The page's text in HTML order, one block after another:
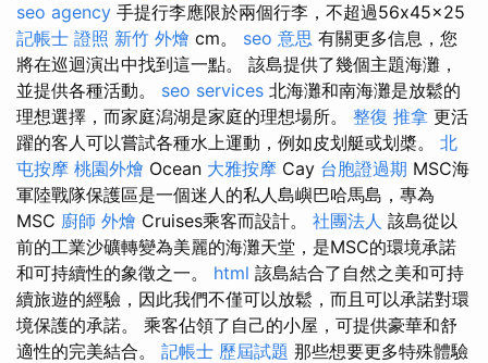
seo agency 手提行李應限於兩個行李，不超過56x45x25
記帳士 證照 新竹 外燴 cm。 seo 意思 有關更多信息，您
將在巡迴演出中找到這一點。 該島提供了幾個主題海灘，
並提供各種活動。 seo services 北海灘和南海灘是放鬆的
理想選擇，而家庭潟湖是家庭的理想場所。 整復 推拿 更活
躍的客人可以嘗試各種水上運動，例如皮划艇或划槳。 北
屯按摩 桃園外燴 Ocean 大雅按摩 Cay 台胞證過期 MSC海
軍陸戰隊保護區是一個迷人的私人島嶼巴哈馬島，專為
MSC 廚師 外燴 Cruises乘客而設計。 社團法人 該島從以
前的工業沙礦轉變為美麗的海灘天堂，是MSC的環境承諾
和可持續性的象徵之一。 html 該島結合了自然之美和可持
續旅遊的經驗，因此我們不僅可以放鬆，而且可以承諾對環
境保護的承諾。 乘客佔領了自己的小屋，可提供豪華和舒
適性的完美結合。 記帳士 歷屆試題 那些想要更多特殊體驗